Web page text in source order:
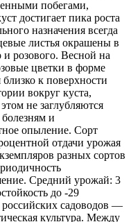
побегами,
достигает пика роста
назначения всегда
листья окрашены в
и розового. Весной на
цветки в форме
к поверхности
вокруг куста,
не заглубляются
и
опыление. Сорт
отдачи урожая
разных сортов
Средний урожай: 3
до -29
садоводов —
культура. Между